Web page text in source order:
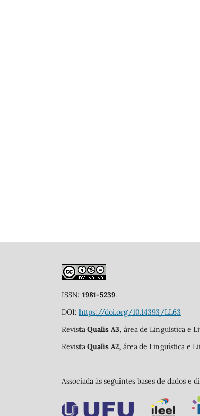
ISSN: 1981-5239.
DOI: https://doi.org/10.14393/LL63
Revista Qualis A3, área de Linguística e
Revista Qualis A2, área de Linguística e
Associada às seguintes bases de dados e